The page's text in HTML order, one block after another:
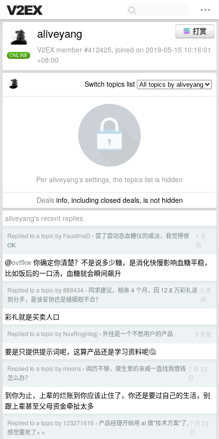
ONLINE
打赏
aliveyang
V2EX member #412425, joined on 2019-05-15 10:16:01
+08:00
Switch topics list
Per aliveyang's settings, the topics list is hidden
Dealsinfo, including closed deals, is not hidden
aliveyang's recent replies
Replied to a topic by FaustinaD › 尝了尝动态血糖仪的咸淡，我觉得很
OK
1 天
前
@ovtfkw 你确定你清楚？不是说多少糖，是消化快慢影响血糖平稳，
比如饭后的一口汤，血糖就会瞬间飙升
Replied to a topic by 889434 › 同求建议，相亲 4 个月，因 12.8 万彩礼谈
到分手，是该妥协还是婚姻观不合？
5 天
前
彩礼就是买卖人口
Replied to a topic by NxxRngjnbgj › 外挂是一个不愁用户的产品 5 天前
要是只提供提示词呢，这算产品还是学习资料呢🤔
Replied to a topic by moons › 阅历不够，做生意的亲戚一直找我借钱
怎么办？
7 月 23
日
到你为止，上辈的烂账到你应该止住了，你还是要过自己的生活，别
跟上辈甚至父母资金牵扯太多
Replied to a topic by 123271616 › 产品经理开始用 ai 做"技术方案"了,
感觉要死了= =
7 月 23
日